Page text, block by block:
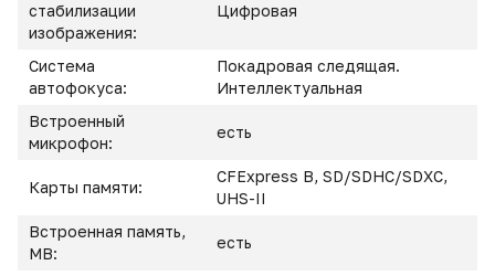
стабилизации
изображения:
Цифровая
Система
автофокуса:
Покадровая следящая.
Интеллектуальная
Встроенный
микрофон:
есть
Карты памяти:
CFExpress B, SD/SDHC/SDXC,
UHS-II
Встроенная память,
MB:
есть